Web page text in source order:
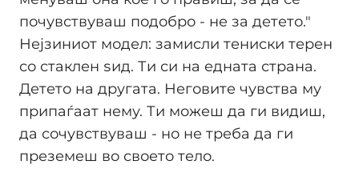
почувствуваш подобро - не за детето."
Нејзиниот модел: замисли тениски терен
со стаклен ѕид. Ти си на едната страна.
Детето на другата. Неговите чувства му
припаѓаат нему. Ти можеш да ги видиш,
да сочувствуваш - но не треба да ги
преземеш во своето тело.